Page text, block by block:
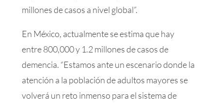
millones de casos a nivel global”.
En México, actualmente se estima que hay
entre 800,000 y 1.2 millones de casos de
demencia. “Estamos ante un escenario donde la
atención a la población de adultos mayores se
volverá un reto inmenso para el sistema de